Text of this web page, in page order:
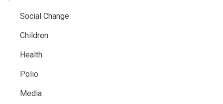
Social Change
Children
Health
Polio
Media